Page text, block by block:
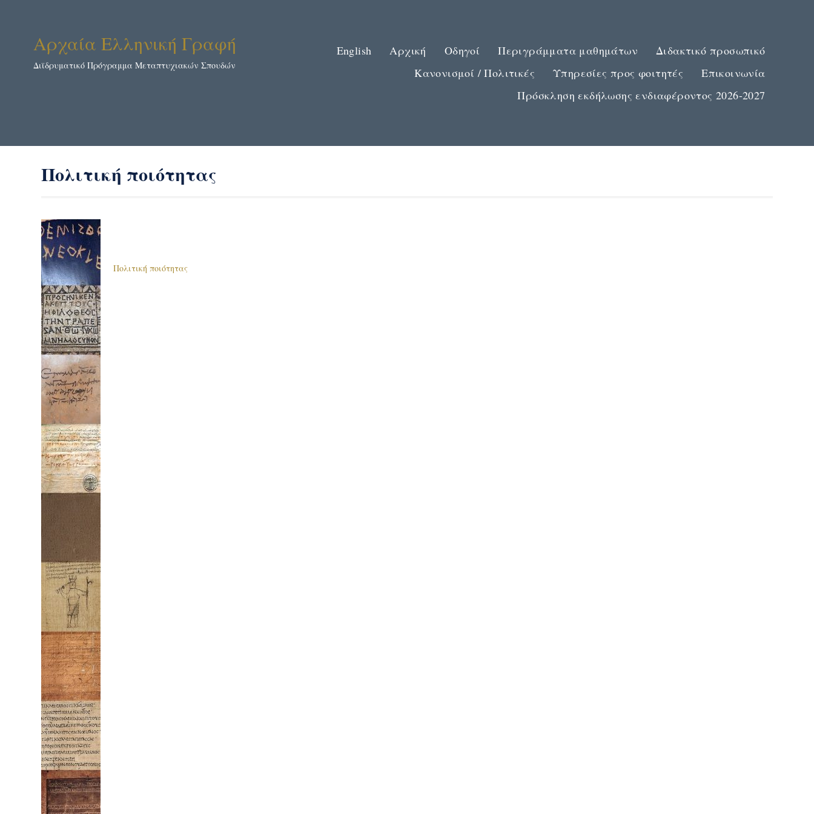
Αρχαία Ελληνική Γραφή
Διϊδρυματικό Πρόγραμμα Μεταπτυχιακών Σπουδών
English Αρχική Οδηγοί Περιγράμματα μαθημάτων
Διδακτικό προσωπικό
Κανονισμοί / Πολιτικές
Υπηρεσίες προς φοιτητές
Επικοινωνία
Πρόσκληση εκδήλωσης ενδιαφέροντος 2026-2027
Πολιτική ποιότητας
Πολιτική ποιότητας